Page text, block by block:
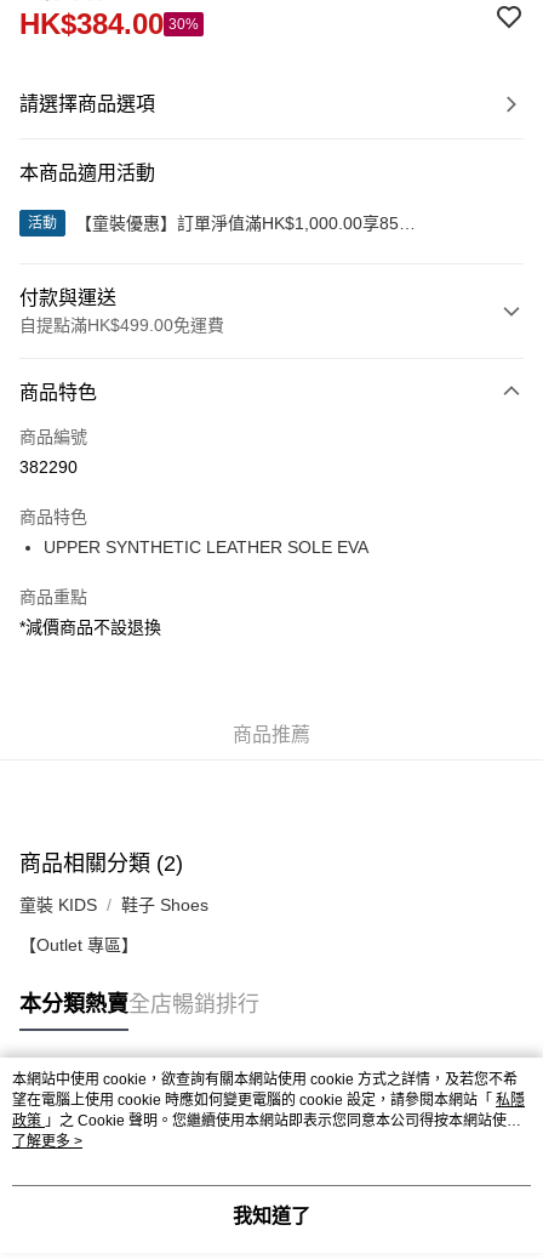
HK$384.00 30%
請選擇商品選項
本商品適用活動
活動
【童裝優惠】訂單淨值滿HK$1,000.00享85
付款與運送
自提點滿HK$499.00免運費
信用卡
Apple Pay
AlipayHK
WeChat Pay
每筆HK$50.00，滿HK$499.00或以上免運費
配送至澳門
商品特色
商品編號
382290
商品特色
UPPER SYNTHETIC LEATHER SOLE EVA
商品重點
*減價商品不設退換
商品推薦
商品相關分類 (2)
童裝 KIDS 鞋子 Shoes
【Outlet 專區】
本分類熱賣全店暢銷排行
熱門標籤
熱銷排行
本網站中使用 cookie，欲查詢有關本網站使用 cookie 方式之詳情，及若您不希
望在電腦上使用 cookie 時應如何變更電腦的 cookie 設定，請參閱本網站「 私隱
政策 」之 Cookie 聲明。您繼續使用本網站即表示您同意本公司得按本網站使用
條款之 Cookie 聲明使用 cookie。
了解更多 >
我知道了